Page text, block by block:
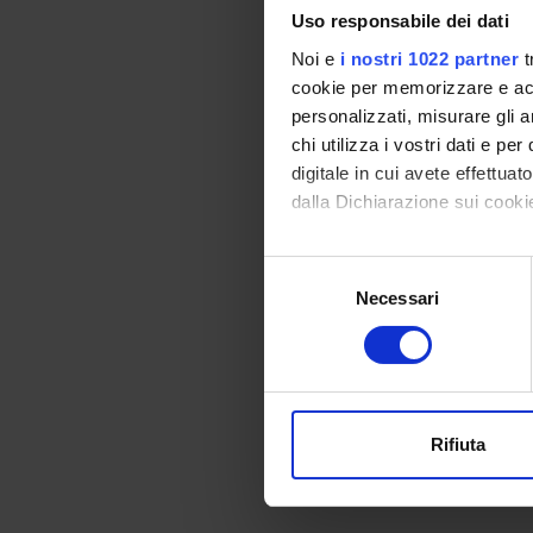
Uso responsabile dei dati
Noi e i nostri 1022 partner
cookie per memorizzare e
personalizzati, misurare gli
chi utilizza i vostri dati e per
digitale in cui avete
dalla Dichiarazione sui
Con il tuo consenso,
raccogliere
digitali).
modificare o ritirare il tuo
Necessari
Rifiuta
2. A
avuto o
2.1 Nel
-
-
-
- il
2.2.
da
Il